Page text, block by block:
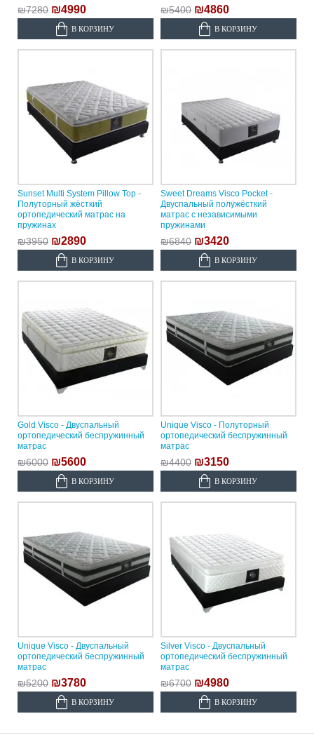
₪7280 ₪4990
В КОРЗИНУ
₪5400 ₪4860
В КОРЗИНУ
Sunset Multi System Pillow Top -
Полуторный жёсткий
ортопедический матрас на
пружинах
₪3950 ₪2890
В КОРЗИНУ
Sweet Dreams Visco Pocket -
Двуспальный полужёсткий
матрас с независимыми
пружинами
₪6840 ₪3420
В КОРЗИНУ
Gold Visco - Двуспальный
ортопедический беспружинный
матрас
₪6000 ₪5600
В КОРЗИНУ
Unique Visco - Полуторный
ортопедический беспружинный
матрас
₪4400 ₪3150
В КОРЗИНУ
Unique Visco - Двуспальный
ортопедический беспружинный
матрас
₪5200 ₪3780
В КОРЗИНУ
Silver Visco - Двуспальный
ортопедический беспружинный
матрас
₪6700 ₪4980
В КОРЗИНУ